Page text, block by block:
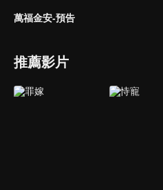
萬福金安-預告
推薦影片